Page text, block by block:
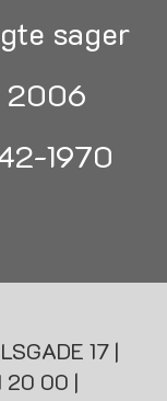
sager
2006
1970
17 |
20 00 |